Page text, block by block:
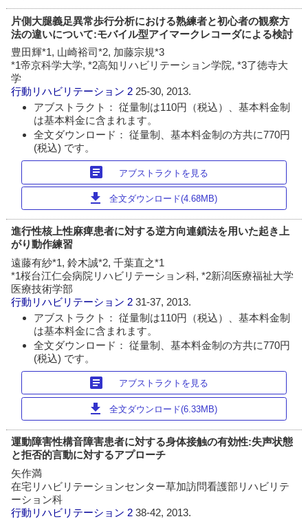
片側大腿義足異常歩行分析における熟練者と初心者の観察方
法の違いについて:モバイル型アイマークレコーダによる検討
豊田輝*1, 山崎裕司*2, 加藤宗規*3
*1帝京科学大学, *2高知リハビリテーション学院, *3了徳寺大
学
行動リハビリテーション 2 25-30, 2013.
アブストラクト： 従量制は110円（税込）、基本料金制
は基本料金に含まれます。
全文ダウンロード： 従量制、基本料金制の方共に770円
(税込) です。
article アブストラクトを見る
download 全文ダウンロード(4.68MB)
進行性核上性麻痺患者に対する逆方向連鎖法を用いた起き上
がり動作練習
遠藤有紗*1, 鈴木誠*2, 千葉直之*1
*1桜台江仁会病院リハビリテーション科, *2新潟医療福祉大学
医療技術学部
行動リハビリテーション 231-37, 2013.
アブストラクト： 従量制は110円（税込）、基本料金制
は基本料金に含まれます。
全文ダウンロード： 従量制、基本料金制の方共に770円
(税込) です。
article アブストラクトを見る
download 全文ダウンロード(6.33MB)
運動障害性構音障害患者に対する身体接触の有効性:失声状態
と拒否的言動に対するアプローチ
矢作満
在宅リハビリテーションセンター草加訪問看護部リハビリテ
ーション科
行動リハビリテーション 238-42, 2013.